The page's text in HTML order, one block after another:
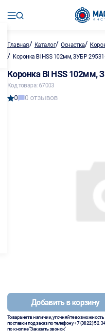
Главная/ Каталог/Оснастка/
/ Коронка BI HSS 102мм, ЗУБР
Коронка BI HSS 102мм,
Код товара: 67003
0 0 отзывов
Добавить в корзину
Товара нет в наличии, уточняйте возможность
поставки под заказ по телефону+7 (3822) 52-
по кнопке "Заказать звонок"